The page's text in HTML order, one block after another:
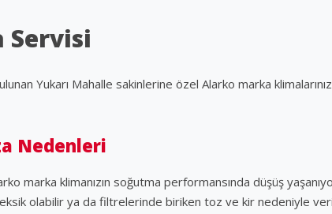
Yukarı Mahalle sakinlerine özel Alarko marka
Nedenleri
marka klimanızın soğutma performansında düşüş
olabilir ya da filtrelerinde biriken toz ve kir nedeniyle